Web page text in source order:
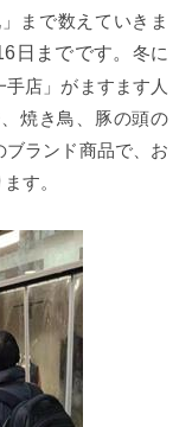
まで数えていきま
日までです。 冬に
店」がますます人
焼き鳥、豚の頭の
ランド商品で、お
す。